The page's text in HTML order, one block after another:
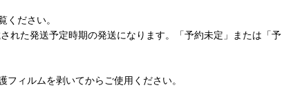
ください。
れた発送予定時期の発送になります。「予約未定」または「予
ィルムを剥いてからご使用ください。